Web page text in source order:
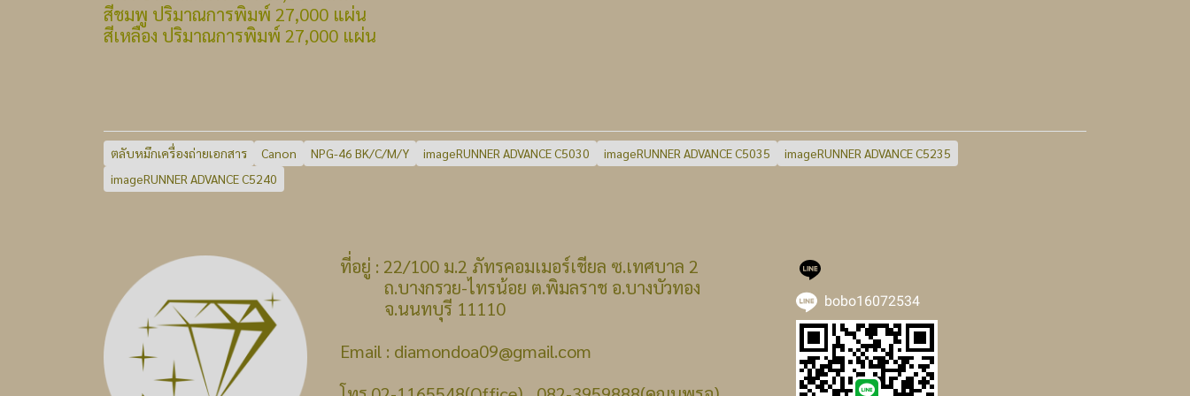
สีชมพู ปริมาณการพิมพ์ 27,000 แผ่น
สีเหลือง ปริมาณการพิมพ์ 27,000 แผ่น
ตลับหมึกเครื่องถ่ายเอกสาร Canon NPG-46 BK/C/M/Y imageRUNNER ADVANCE C5030 imageRUNNER ADVANCE C5035
imageRUNNER ADVANCE C5235
imageRUNNER ADVANCE C5240
ที่อยู่ : 22/100 ม.2 ภัทรคอมเมอร์เชียล ซ.เทศบาล 2
ถ.บางกรวย-ไทรน้อย ต.พิมลราช อ.บางบัวทอง
จ.นนทบุรี 11110
Email : diamondoa09@gmail.com
bobo16072534